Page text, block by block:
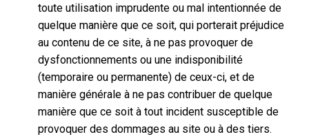
toute utilisation imprudente ou mal intentionnée de
quelque manière que ce soit, qui porterait préjudice
au contenu de ce site, à ne pas provoquer de
dysfonctionnements ou une indisponibilité
(temporaire ou permanente) de ceux-ci, et de
manière générale à ne pas contribuer de quelque
manière que ce soit à tout incident susceptible de
provoquer des dommages au site ou à des tiers.